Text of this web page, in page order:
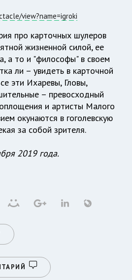
view?name=igroki
про карточных шулеров
жизненной силой, ее
а то и "философы" в своем
ли – увидеть в карточной
эти Ихаревы, Гловы,
– превосходный
и артисты Малого
окунаются в гоголевскую
за собой зрителя.
2019 года.